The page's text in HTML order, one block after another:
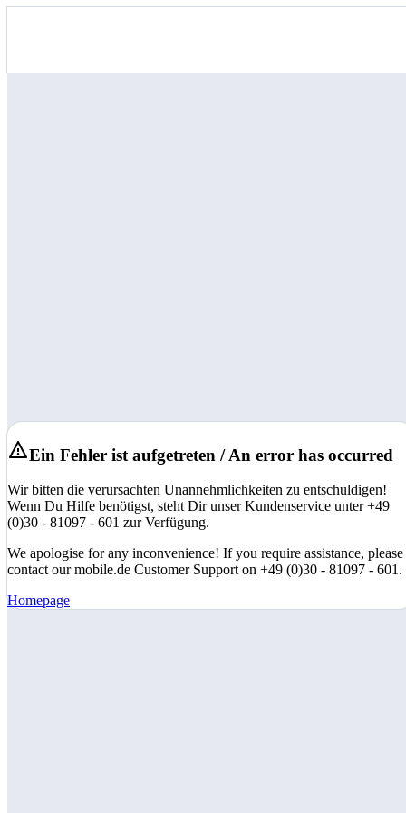
Ein Fehler ist aufgetreten / An error has occurred
Wir bitten die verursachten Unannehmlichkeiten zu entschuldigen!
Wenn Du Hilfe benötigst, steht Dir unser Kundenservice unter +49
(0)30 - 81097 - 601 zur Verfügung.
We apologise for any inconvenience! If you require assistance, please
contact our mobile.de Customer Support on +49 (0)30 - 81097 - 601.
Homepage